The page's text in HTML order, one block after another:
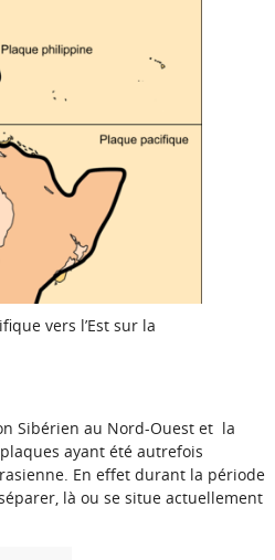
vers l’Est sur la
Sibérien au Nord-Ouest et la
ayant été autrefois
En effet durant la période
là ou se situe actuellement